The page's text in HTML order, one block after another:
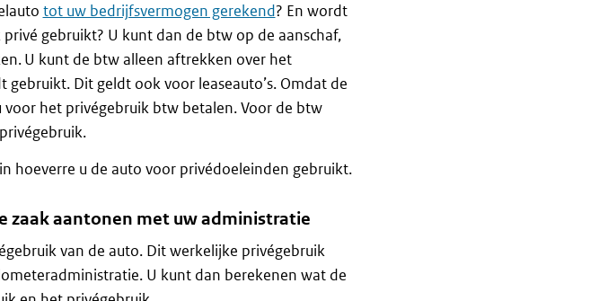
tot uw bedrijfsvermogen gerekend? En wordt
gebruikt? U kunt dan de btw op de aanschaf,
U kunt de btw alleen aftrekken over het
Dit geldt ook voor leaseauto’s. Omdat de
het privégebruik btw betalen. Voor de btw
hoeverre u de auto voor privédoeleinden gebruikt.
zaak aantonen met uw administratie
van de auto. Dit werkelijke privégebruik
U kunt dan berekenen wat de